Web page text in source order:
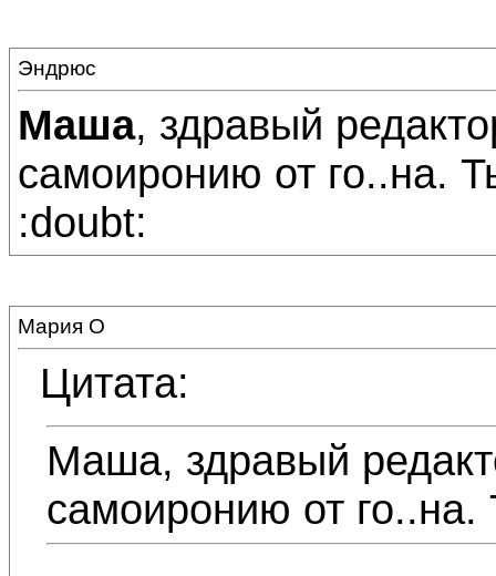
Эндрюс
Маша, здравый
самоиронию от го..на.
:doubt:
Мария О
Цитата:
Маша, здравый
самоиронию от